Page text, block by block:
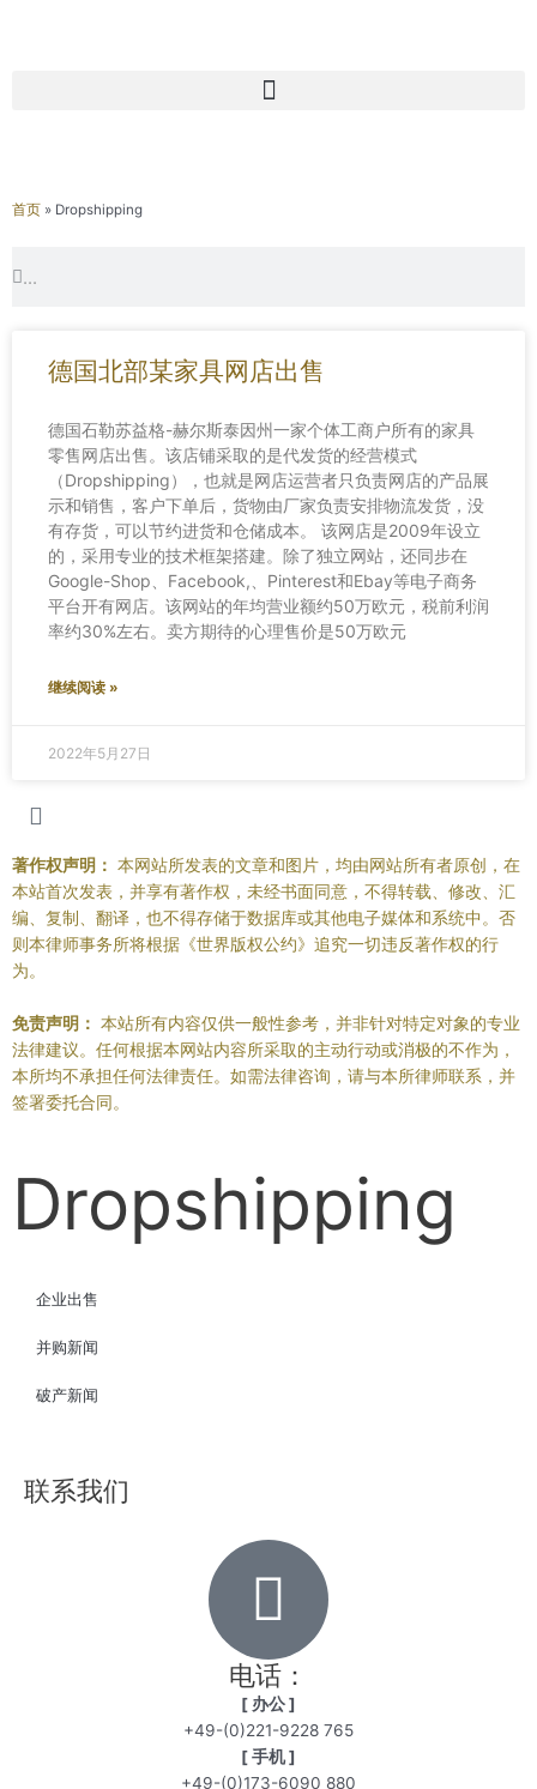
首页 » Dropshipping
德国北部某家具网店出售
德国石勒苏益格-赫尔斯泰因州一家个体工商户所有的家具
零售网店出售。该店铺采取的是代发货的经营模式
（Dropshipping），也就是网店运营者只负责网店的产品展
示和销售，客户下单后，货物由厂家负责安排物流发货，没
有存货，可以节约进货和仓储成本。 该网店是2009年设立
的，采用专业的技术框架搭建。除了独立网站，还同步在
Google-Shop、Facebook,、Pinterest和Ebay等电子商务
平台开有网店。该网站的年均营业额约50万欧元，税前利润
率约30%左右。卖方期待的心理售价是50万欧元
继续阅读 »
2022年5月27日
著作权声明： 本网站所发表的文章和图片，均由网站所有者原创，在
本站首次发表，并享有著作权，未经书面同意，不得转载、修改、汇
编、复制、翻译，也不得存储于数据库或其他电子媒体和系统中。否
则本律师事务所将根据《世界版权公约》追究一切违反著作权的行
为。
免责声明： 本站所有内容仅供一般性参考，并非针对特定对象的专业
法律建议。任何根据本网站内容所采取的主动行动或消极的不作为，
本所均不承担任何法律责任。如需法律咨询，请与本所律师联系，并
签署委托合同。
Dropshipping
企业出售
并购新闻
破产新闻
联系我们
电话：
[ 办公 ]
+49-(0)221-9228 765
[ 手机 ]
+49-(0)173-6090 880